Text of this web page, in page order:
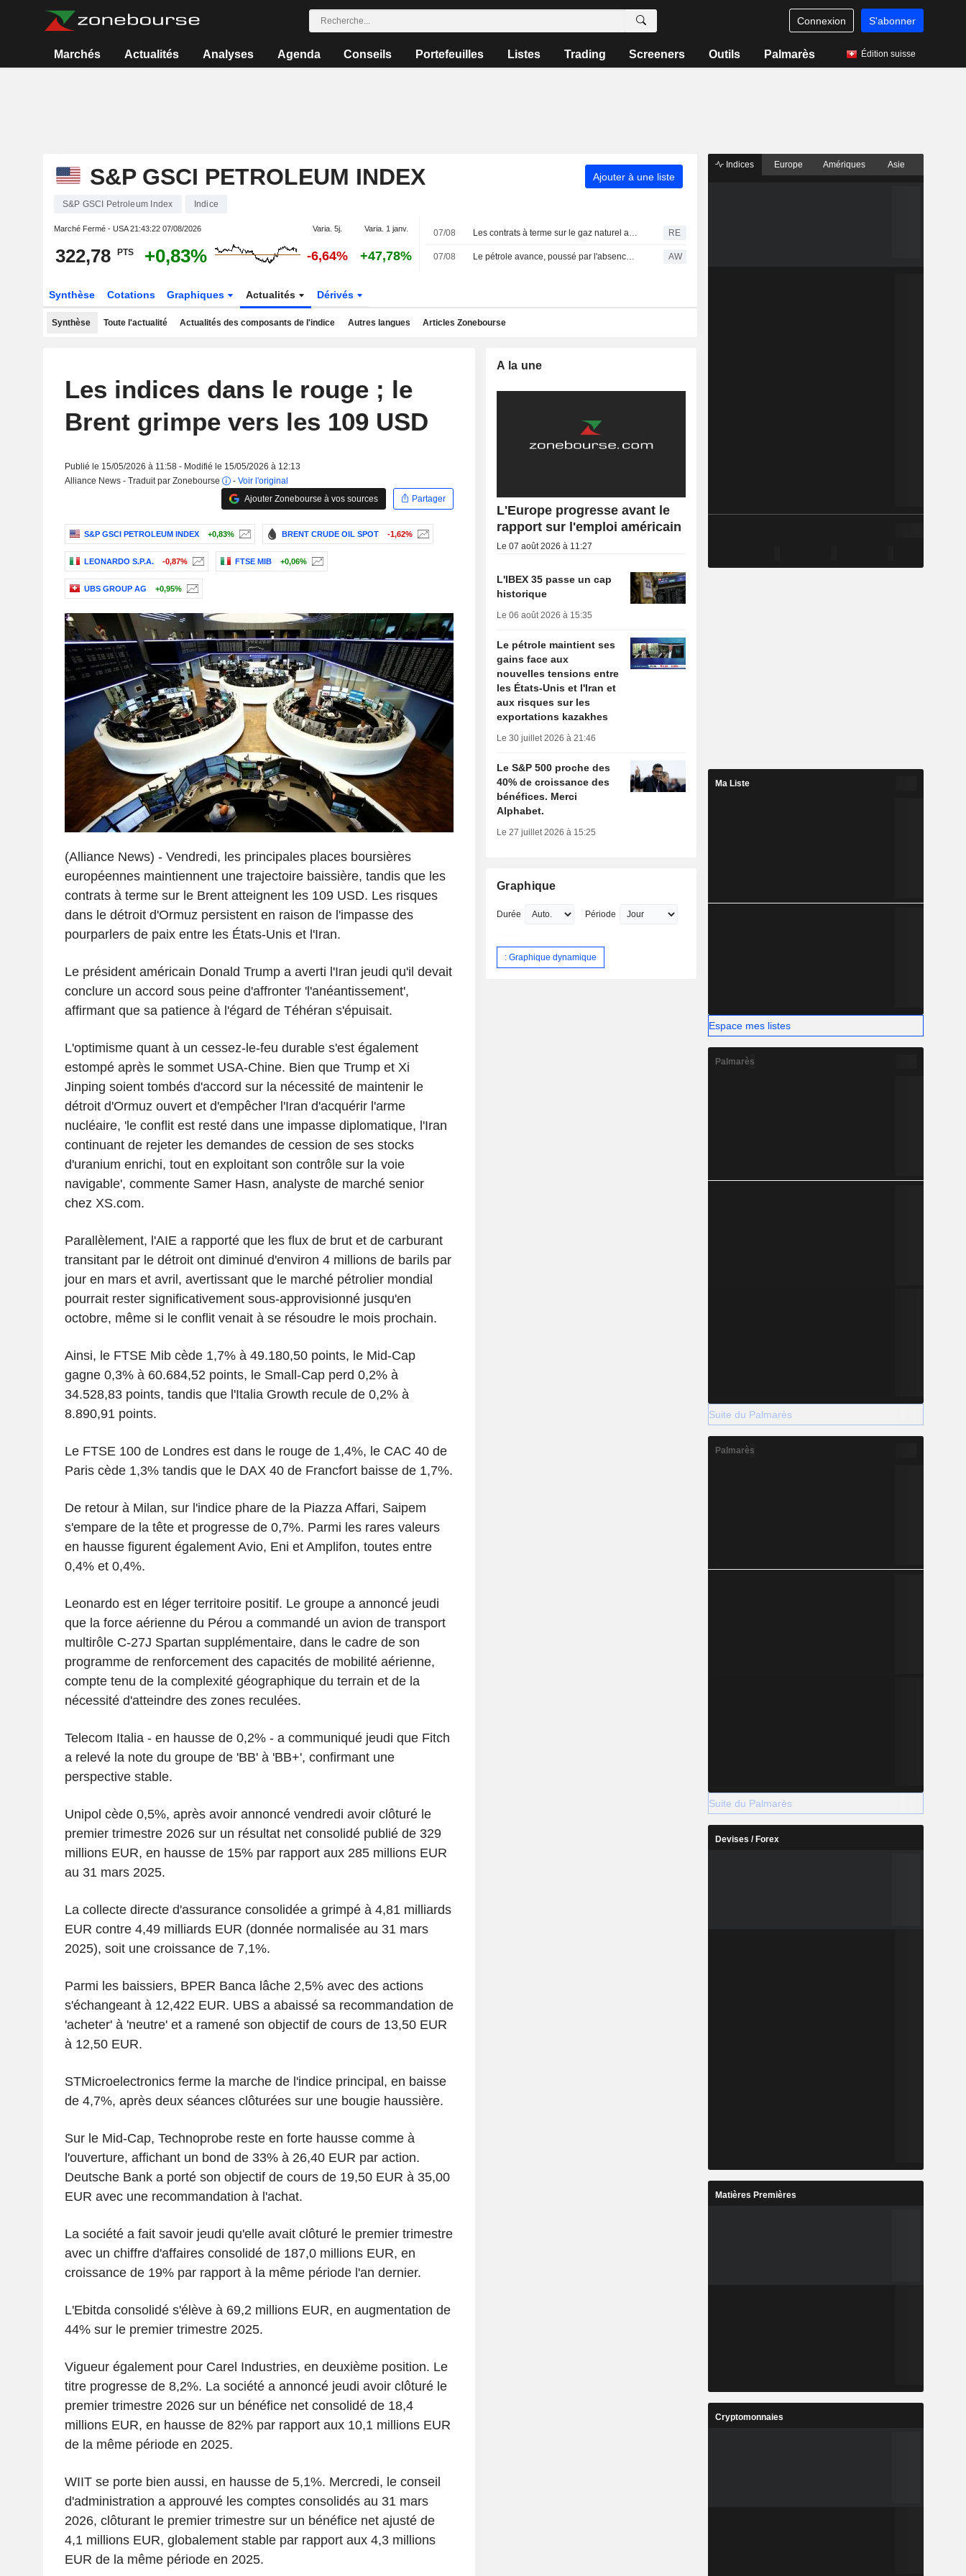
Connexion S'abonner
Marchés Actualités Analyses Agenda Conseils Portefeuilles Listes Trading Screeners Outils Palmarès Édition suisse
S&P GSCI PETROLEUM INDEX Ajouter à une liste
S&P GSCI Petroleum Index Indice
Marché Fermé - USA21:43:22 07/08/2026 Varia. 5j. Varia. 1 janv.
322,78 PTS +0,83% -6,64% +47,78%
07/08 Les contrats à terme sur le gaz naturel américain progressent grâce à la hausse des flux d'exportation de GNL RE
07/08 Le pétrole avance, poussé par l'absence d'accord au Moyen-Orient AW
Synthèse Cotations Graphiques Actualités Dérivés
Synthèse Toute l'actualité Actualités des composants de l'indice Autres langues Articles Zonebourse
Les indices dans le rouge ; le
Brent grimpe vers les 109 USD
Publié le 15/05/2026 à 11:58 - Modifié le 15/05/2026 à 12:13
Alliance News - Traduit par Zonebourse
- Voir l'original
Ajouter Zonebourse à vos sources
Partager
S&P GSCI PETROLEUM INDEX +0,83% BRENT CRUDE OIL SPOT -1,62%
LEONARDO S.P.A. -0,87% FTSE MIB +0,06%
UBS GROUP AG +0,95%
(Alliance News) - Vendredi, les principales places boursières
européennes maintiennent une trajectoire baissière, tandis que les
contrats à terme sur le Brent atteignent les 109 USD. Les risques
dans le détroit d'Ormuz persistent en raison de l'impasse des
pourparlers de paix entre les États-Unis et l'Iran.
Le président américain Donald Trump a averti l'Iran jeudi qu'il devait
conclure un accord sous peine d'affronter 'l'anéantissement',
affirmant que sa patience à l'égard de Téhéran s'épuisait.
L'optimisme quant à un cessez-le-feu durable s'est également
estompé après le sommet USA-Chine. Bien que Trump et Xi
Jinping soient tombés d'accord sur la nécessité de maintenir le
détroit d'Ormuz ouvert et d'empêcher l'Iran d'acquérir l'arme
nucléaire, 'le conflit est resté dans une impasse diplomatique, l'Iran
continuant de rejeter les demandes de cession de ses stocks
d'uranium enrichi, tout en exploitant son contrôle sur la voie
navigable', commente Samer Hasn, analyste de marché senior
chez XS.com.
Parallèlement, l'AIE a rapporté que les flux de brut et de carburant
transitant par le détroit ont diminué d'environ 4 millions de barils par
jour en mars et avril, avertissant que le marché pétrolier mondial
pourrait rester significativement sous-approvisionné jusqu'en
octobre, même si le conflit venait à se résoudre le mois prochain.
Ainsi, le FTSE Mib cède 1,7% à 49.180,50 points, le Mid-Cap
gagne 0,3% à 60.684,52 points, le Small-Cap perd 0,2% à
34.528,83 points, tandis que l'Italia Growth recule de 0,2% à
8.890,91 points.
Le FTSE 100 de Londres est dans le rouge de 1,4%, le CAC 40 de
Paris cède 1,3% tandis que le DAX 40 de Francfort baisse de 1,7%.
De retour à Milan, sur l'indice phare de la Piazza Affari, Saipem
s'empare de la tête et progresse de 0,7%. Parmi les rares valeurs
en hausse figurent également Avio, Eni et Amplifon, toutes entre
0,4% et 0,4%.
Leonardo est en léger territoire positif. Le groupe a annoncé jeudi
que la force aérienne du Pérou a commandé un avion de transport
multirôle C-27J Spartan supplémentaire, dans le cadre de son
programme de renforcement des capacités de mobilité aérienne,
compte tenu de la complexité géographique du terrain et de la
nécessité d'atteindre des zones reculées.
Telecom Italia - en hausse de 0,2% - a communiqué jeudi que Fitch
a relevé la note du groupe de 'BB' à 'BB+', confirmant une
perspective stable.
Unipol cède 0,5%, après avoir annoncé vendredi avoir clôturé le
premier trimestre 2026 sur un résultat net consolidé publié de 329
millions EUR, en hausse de 15% par rapport aux 285 millions EUR
au 31 mars 2025.
La collecte directe d'assurance consolidée a grimpé à 4,81 milliards
EUR contre 4,49 milliards EUR (donnée normalisée au 31 mars
2025), soit une croissance de 7,1%.
Parmi les baissiers, BPER Banca lâche 2,5% avec des actions
s'échangeant à 12,422 EUR. UBS a abaissé sa recommandation de
'acheter' à 'neutre' et a ramené son objectif de cours de 13,50 EUR
à 12,50 EUR.
STMicroelectronics ferme la marche de l'indice principal, en baisse
de 4,7%, après deux séances clôturées sur une bougie haussière.
Sur le Mid-Cap, Technoprobe reste en forte hausse comme à
l'ouverture, affichant un bond de 33% à 26,40 EUR par action.
Deutsche Bank a porté son objectif de cours de 19,50 EUR à 35,00
EUR avec une recommandation à l'achat.
La société a fait savoir jeudi qu'elle avait clôturé le premier trimestre
avec un chiffre d'affaires consolidé de 187,0 millions EUR, en
croissance de 19% par rapport à la même période l'an dernier.
L'Ebitda consolidé s'élève à 69,2 millions EUR, en augmentation de
44% sur le premier trimestre 2025.
Vigueur également pour Carel Industries, en deuxième position. Le
titre progresse de 8,2%. La société a annoncé jeudi avoir clôturé le
premier trimestre 2026 sur un bénéfice net consolidé de 18,4
millions EUR, en hausse de 82% par rapport aux 10,1 millions EUR
de la même période en 2025.
WIIT se porte bien aussi, en hausse de 5,1%. Mercredi, le conseil
d'administration a approuvé les comptes consolidés au 31 mars
2026, clôturant le premier trimestre sur un bénéfice net ajusté de
4,1 millions EUR, globalement stable par rapport aux 4,3 millions
EUR de la même période en 2025.
A la une
L'Europe progresse avant le
rapport sur l'emploi américain
Le 07 août 2026 à 11:27
L'IBEX 35 passe un cap
historique
Le 06 août 2026 à 15:35
Le pétrole maintient ses
gains face aux
nouvelles tensions entre
les États-Unis et l'Iran et
aux risques sur les
exportations kazakhes
Le 30 juillet 2026 à 21:46
Le S&P 500 proche des
40% de croissance des
bénéfices. Merci
Alphabet.
Le 27 juillet 2026 à 15:25
Graphique
Durée Période
: Graphique dynamique
Indices Europe Amériques Asie
Ma Liste
Espace mes listes
Palmarès
Suite du Palmarès
Palmarès
Suite du Palmarès
Devises / Forex
Matières Premières
Cryptomonnaies